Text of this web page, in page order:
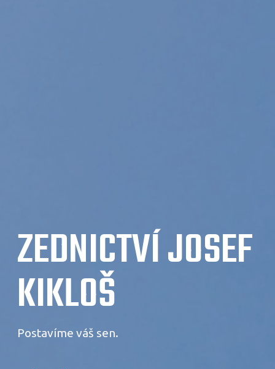
ZEDNICTVÍ JOSEF
KIKLOŠ
Postavíme váš sen.